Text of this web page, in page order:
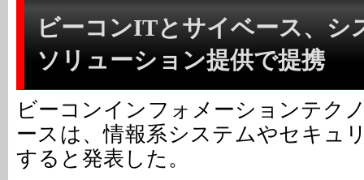
ビーコンITとサイベース、シ
ソリューション提供で提携
ビーコンインフォメーションテク
ースは、情報系システムやセキュ
すると発表した。